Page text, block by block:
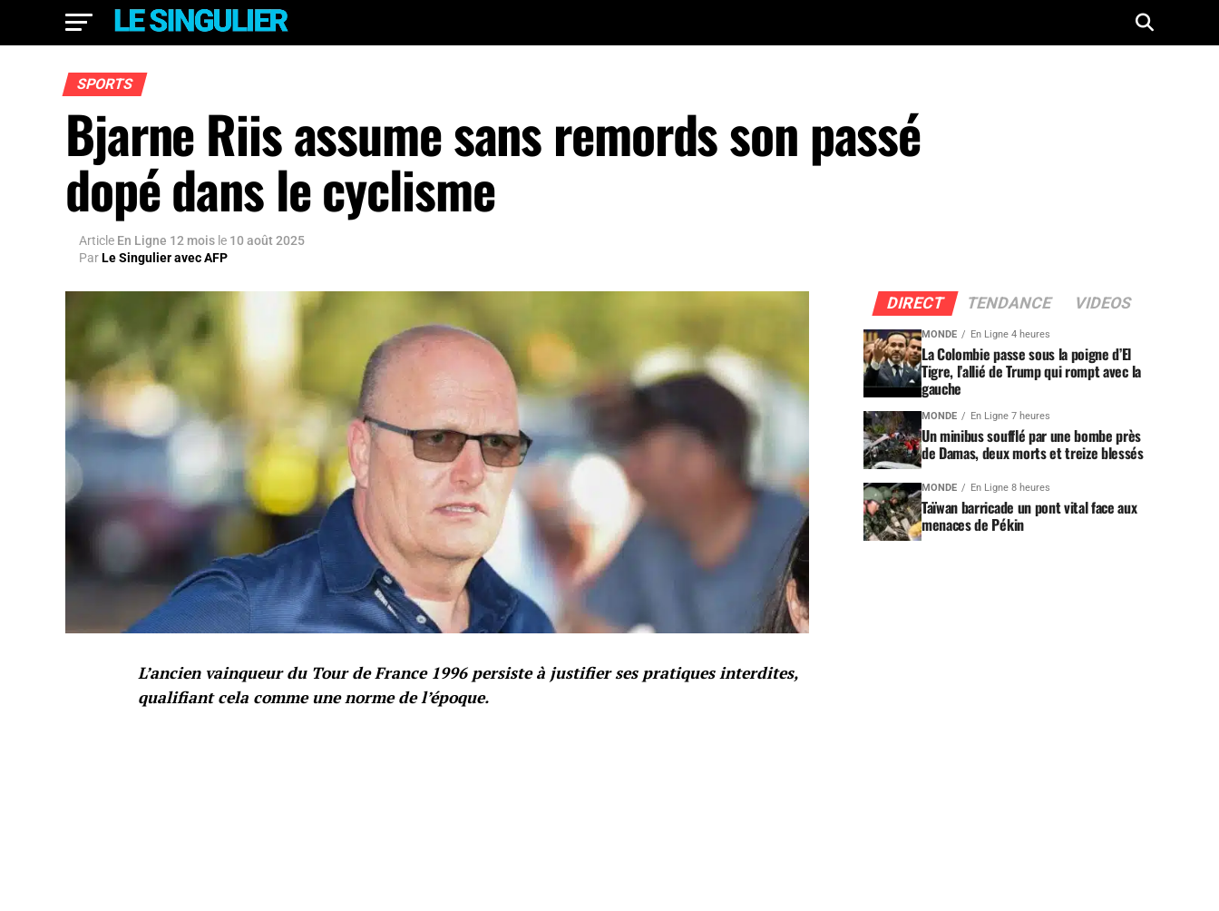
SPORTS
Bjarne Riis assume sans remords son passé
dopé dans le cyclisme
Article En Ligne 12 mois le 10 août 2025
ParLe Singulier avec AFP
L’ancien vainqueur du Tour de France 1996 persiste à justifier ses pratiques interdites,
qualifiant cela comme une norme de l’époque.
DIRECT TENDANCE VIDEOS
MONDE En Ligne 4 heures
La Colombie passe sous la poigne d’El
Tigre, l’allié de Trump qui rompt avec la
gauche
MONDE En Ligne 7 heures
Un minibus soufflé par une bombe près
de Damas, deux morts et treize blessés
MONDE En Ligne 8 heures
Taïwan barricade un pont vital face aux
menaces de Pékin